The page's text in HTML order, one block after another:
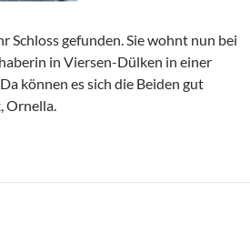
Schloss gefunden. Sie wohnt nun bei
in Viersen-Dülken in einer
können es sich die Beiden gut
Ornella.